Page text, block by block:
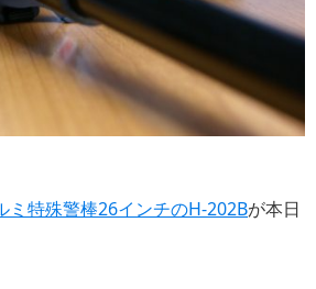
ミ特殊警棒26インチのH-202Bが本日